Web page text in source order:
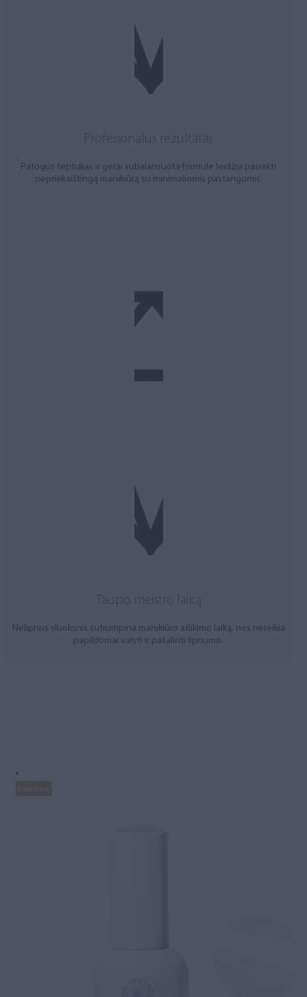
Profesionalus rezultatas
Patogus teptukas ir gerai subalansuota formulė leidžia pasiekti
nepriekaištingą manikiūrą su minimaliomis pastangomis.
Taupo meistro laiką
Nelipnus sluoksnis sutrumpina manikiūro atlikimo laiką, nes nereikia
papildomai valyti ir pašalinti lipnumo.